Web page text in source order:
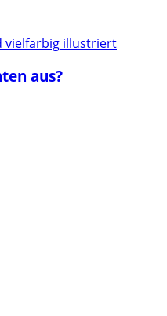
vielfarbig illustriert
aus?